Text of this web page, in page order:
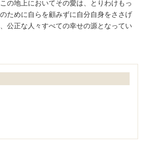
の地上においてその愛は、とりわけもっ
ために自らを顧みずに自分自身をささげ
公正な人々すべての幸せの源となってい